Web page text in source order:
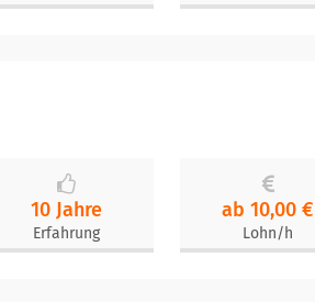
10 Jahre
Erfahrung
ab 10,00 €
Lohn/h